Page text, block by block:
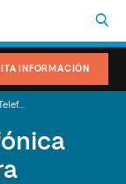
INFORMACIÓN
UNIR Research y Telefónica crean una cátedra para impulsar la educación digital